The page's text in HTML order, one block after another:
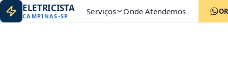
ELETRICISTA
CAMPINAS-SP Serviços Onde Atendemos